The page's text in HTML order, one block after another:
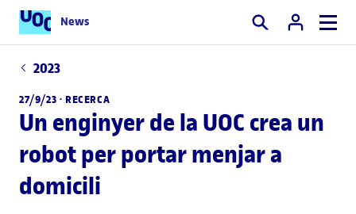
News Cercar
2023
27/9/23 · RECERCA
Un enginyer de la UOC crea un
robot per portar menjar a
domicili